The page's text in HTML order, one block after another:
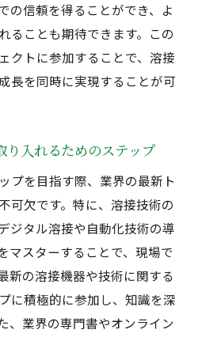
してキャリアアップを図
おくべき溶接技術の最新
溶接技術の進化とその未
新溶接技術の導入方法
アプローチを追う
争力を高める溶接技術の
もたらす業界の変化
の信頼を得ることができ、よ
ることも期待できます。この
クトに参加することで、溶接
長を同時に実現することが可
り入れるためのステップ
プを目指す際、業界の最新ト
可欠です。特に、溶接技術の
ジタル溶接や自動化技術の導
マスターすることで、現場で
新の溶接機器や技術に関する
に積極的に参加し、知識を深
、業界の専門書やオンライン